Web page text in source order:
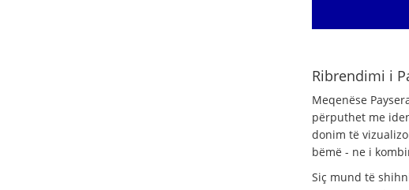
Ribrendimi i
Meqenëse
përputhet me
donim të
bëmë - ne i
Siç mund të